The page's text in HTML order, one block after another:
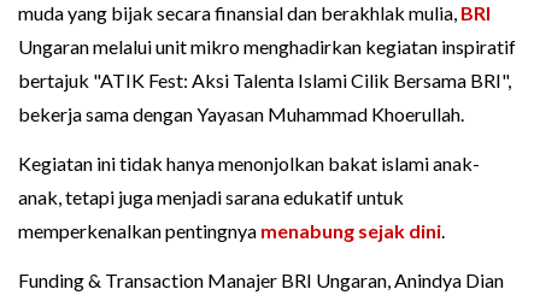
muda yang bijak secara finansial dan berakhlak mulia, BRI
Ungaran melalui unit mikro menghadirkan kegiatan inspiratif
bertajuk "ATIK Fest: Aksi Talenta Islami Cilik Bersama BRI",
bekerja sama dengan Yayasan Muhammad Khoerullah.
Kegiatan ini tidak hanya menonjolkan bakat islami anak-
anak, tetapi juga menjadi sarana edukatif untuk
memperkenalkan pentingnya menabung sejak dini.
Funding & Transaction Manajer BRI Ungaran, Anindya Dian